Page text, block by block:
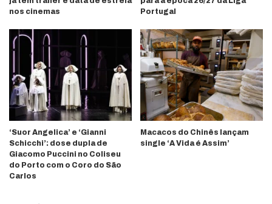
nos cinemas
Portugal
‘Suor Angelica’ e ‘Gianni
Schicchi’: dose dupla de
Giacomo Puccini no Coliseu
do Porto com o Coro do São
Carlos
Macacos do Chinês lançam
single ‘A Vida é Assim’